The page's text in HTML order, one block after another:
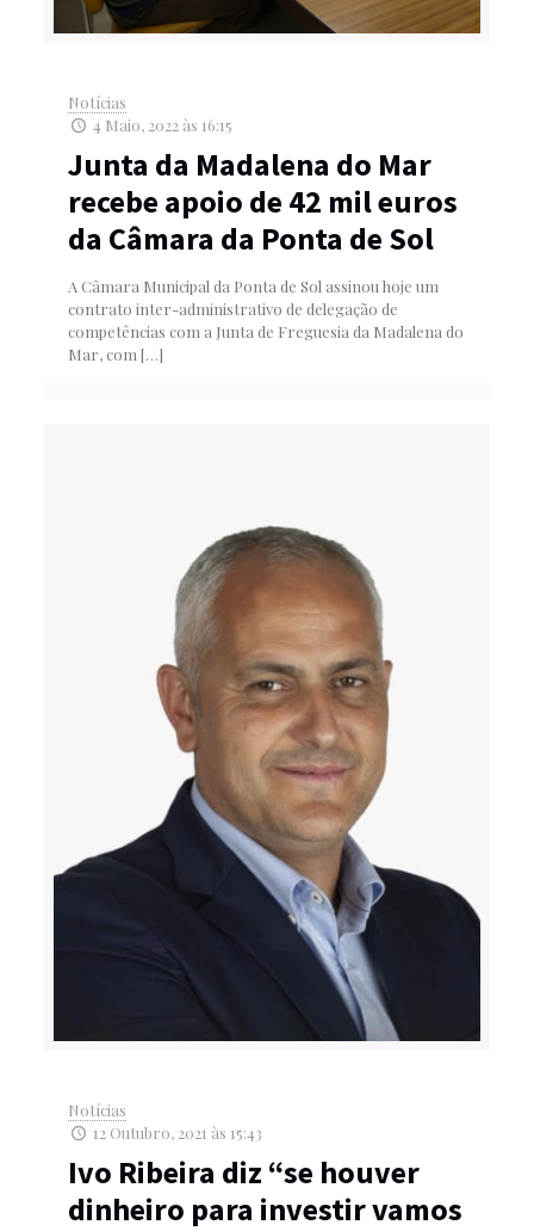
Notícias
4 Maio, 2022 às 16:15
Junta da Madalena do Mar
recebe apoio de 42 mil euros
da Câmara da Ponta de Sol
A Câmara Municipal da Ponta de Sol assinou hoje um
contrato inter-administrativo de delegação de
competências com a Junta de Freguesia da Madalena do
Mar, com[…]
Notícias
12 Outubro, 2021 às 15:43
Ivo Ribeira diz “se houver
dinheiro para investir vamos